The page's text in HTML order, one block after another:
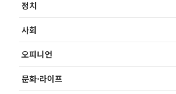
정치
사회
오피니언
문화·라이프